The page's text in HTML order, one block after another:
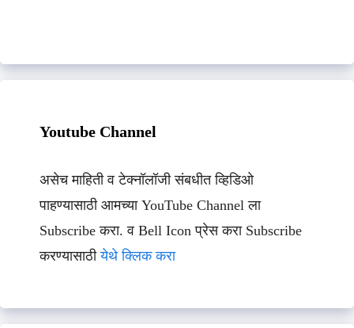
Youtube Channel
असेच माहिती व टेक्नॉलॉजी संबधीत व्हिडिओ
पाहण्यासाठी आमच्या YouTube Channel ला
Subscribe करा. व Bell Icon प्रेस करा Subscribe
करण्यासाठीयेथे क्लिक करा